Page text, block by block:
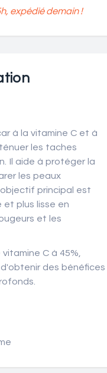
expédié demain !
à la vitamine C et à
les taches
Il aide à protéger la
les peaux
principal est
et plus lisse en
et les
C à 45%,
des bénéfices